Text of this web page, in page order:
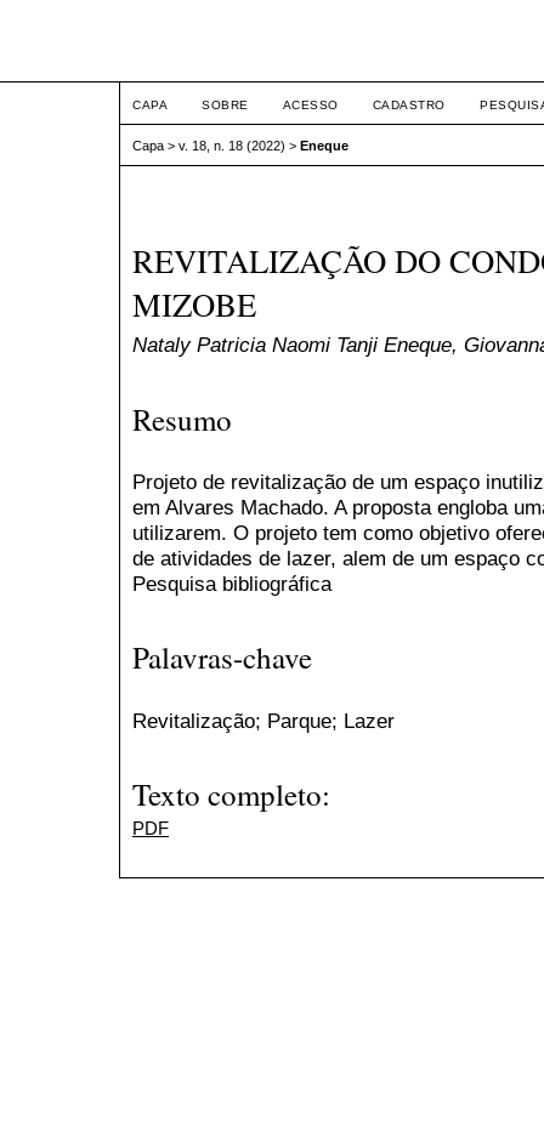
CAPA SOBRE ACESSO CADASTRO
Capa > v. 18, n. 18 (2022) > Eneque
REVITALIZAÇÃO DO
MIZOBE
Nataly Patricia Naomi Tanji Eneque,
Resumo
Projeto de revitalização de um espaço
em Alvares Machado. A proposta engloba
utilizarem. O projeto tem como objetivo
de atividades de lazer, alem de um espaço
Pesquisa bibliográfica
Palavras-chave
Revitalização; Parque; Lazer
Texto completo:
PDF